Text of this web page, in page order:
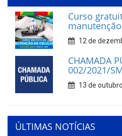
Curso
12 de
CHAMADA
002/2021/
13 de
ÚLTIMAS NOTÍCIAS